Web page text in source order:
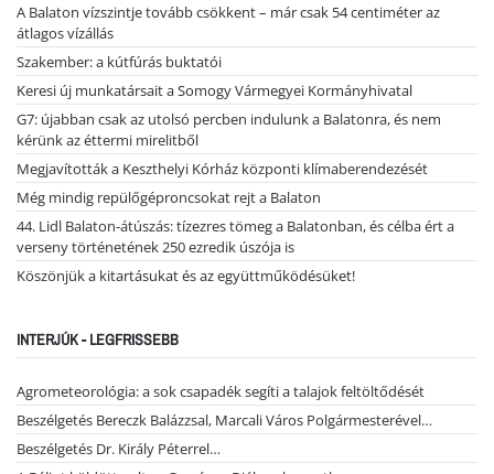
A Balaton vízszintje tovább csökkent – már csak 54 centiméter az
átlagos vízállás
Szakember: a kútfúrás buktatói
Keresi új munkatársait a Somogy Vármegyei Kormányhivatal
G7: újabban csak az utolsó percben indulunk a Balatonra, és nem
kérünk az éttermi mirelitből
Megjavították a Keszthelyi Kórház központi klímaberendezését
Még mindig repülőgéproncsokat rejt a Balaton
44. Lidl Balaton-átúszás: tízezres tömeg a Balatonban, és célba ért a
verseny történetének 250 ezredik úszója is
Köszönjük a kitartásukat és az együttműködésüket!
INTERJÚK - LEGFRISSEBB
Agrometeorológia: a sok csapadék segíti a talajok feltöltődését
Beszélgetés Bereczk Balázzsal, Marcali Város Polgármesterével…
Beszélgetés Dr. Király Péterrel…